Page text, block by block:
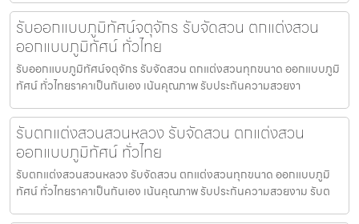
รับออกแบบภูมิทัศน์จตุจักร รับจัดสวน ตกแต่งสวน
ออกแบบภูมิทัศน์ ทั่วไทย
รับออกแบบภูมิทัศน์จตุจักร รับจัดสวน ตกแต่งสวนทุกขนาด ออกแบบภูมิ
ทัศน์ ทั่วไทยราคาเป็นกันเอง เน้นคุณภาพ รับประกันความสวยงา
รับตกแต่งสวนสวนหลวง รับจัดสวน ตกแต่งสวน
ออกแบบภูมิทัศน์ ทั่วไทย
รับตกแต่งสวนสวนหลวง รับจัดสวน ตกแต่งสวนทุกขนาด ออกแบบภูมิ
ทัศน์ ทั่วไทยราคาเป็นกันเอง เน้นคุณภาพ รับประกันความสวยงาม รับต